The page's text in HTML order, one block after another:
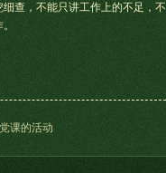
查，不能只讲工作上的不足，不
课的活动